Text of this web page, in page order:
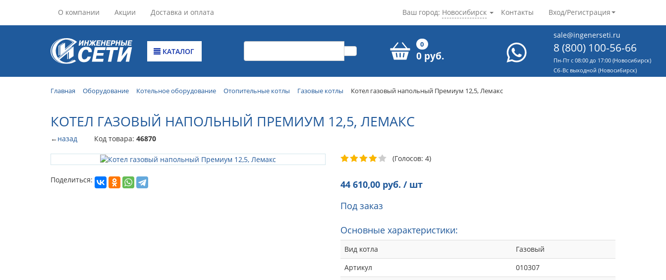
О компании Акции Доставка и оплата Контакты Вход/Регистрация
Ваш город: Новосибирск
КАТАЛОГ
0
0 руб.
sale@ingenerseti.ru
8 (800) 100-56-66
Пн-Пт с 08:00 до 17:00 (Новосибирск)
Cб-Вс выходной (Новосибирск)
Главная Оборудование Котельное оборудование Отопительные котлы Газовые котлы Котел газовый напольный Премиум 12,5, Лемакс
КОТЕЛ ГАЗОВЫЙ НАПОЛЬНЫЙ ПРЕМИУМ 12,5, ЛЕМАКС
←назад Код товара: 46870
Поделиться:
(Голосов: 4)
44 610,00 руб. / шт
Под заказ
Основные характеристики:
Вид котла
Газовый
Артикул
010307